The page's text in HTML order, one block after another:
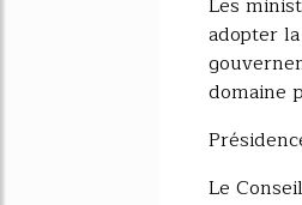
adopter
domaine
Le